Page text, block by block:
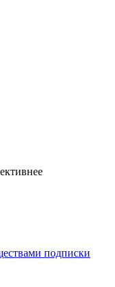
подписки